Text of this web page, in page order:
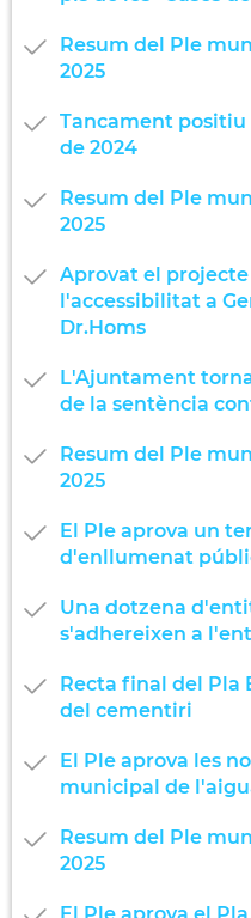
Resum del Ple
2025
Tancament positiu
de 2024
Resum del Ple
2025
Aprovat el
l'accessibilitat a
Dr.Homs
L'Ajuntament
de la sentència
Resum del Ple
2025
El Ple aprova un
d'enllumenat
Una dotzena
s'adhereixen a
Recta final del Pla
del cementiri
El Ple aprova les
municipal de
Resum del Ple
2025